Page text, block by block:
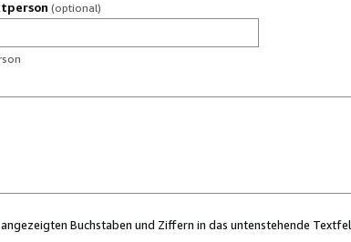
(optional)
Buchstaben und Ziffern in das untenstehende